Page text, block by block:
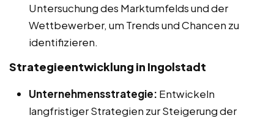
Untersuchung des Marktumfelds und der
Wettbewerber, um Trends und Chancen zu
identifizieren.
Strategieentwicklung in Ingolstadt
Unternehmensstrategie: Entwickeln
langfristiger Strategien zur Steigerung der